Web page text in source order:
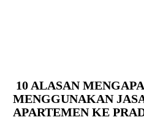
10 ALASAN
MENGGUNAKAN
APARTEMEN KE